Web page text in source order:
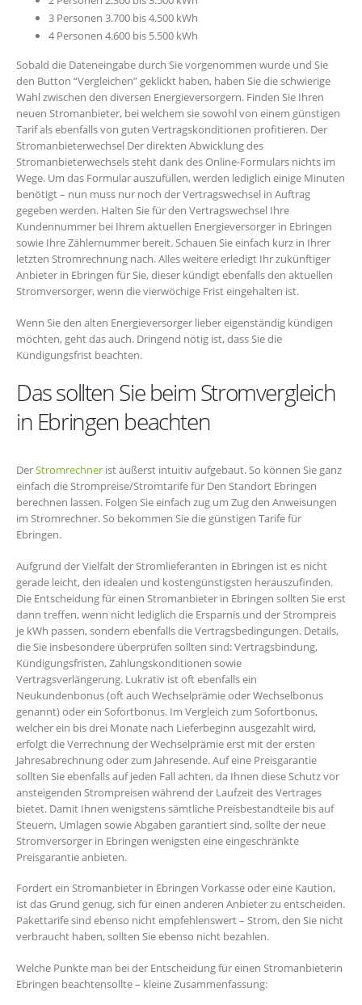
3 Personen 3.700 bis 4.500 kWh
4 Personen 4.600 bis 5.500 kWh
Sobald die Dateneingabe durch Sie vorgenommen wurde und Sie
den Button “Vergleichen” geklickt haben, haben Sie die schwierige
Wahl zwischen den diversen Energieversorgern. Finden Sie Ihren
neuen Stromanbieter, bei welchem sie sowohl von einem günstigen
Tarif als ebenfalls von guten Vertragskonditionen profitieren. Der
Stromanbieterwechsel Der direkten Abwicklung des
Stromanbieterwechsels steht dank des Online-Formulars nichts im
Wege. Um das Formular auszufüllen, werden lediglich einige Minuten
benötigt – nun muss nur noch der Vertragswechsel in Auftrag
gegeben werden. Halten Sie für den Vertragswechsel Ihre
Kundennummer bei Ihrem aktuellen Energieversorger in Ebringen
sowie Ihre Zählernummer bereit. Schauen Sie einfach kurz in Ihrer
letzten Stromrechnung nach. Alles weitere erledigt Ihr zukünftiger
Anbieter in Ebringen für Sie, dieser kündigt ebenfalls den aktuellen
Stromversorger, wenn die vierwöchige Frist eingehalten ist.
Wenn Sie den alten Energieversorger lieber eigenständig kündigen
möchten, geht das auch. Dringend nötig ist, dass Sie die
Kündigungsfrist beachten.
Das sollten Sie beim Stromvergleich
in Ebringen beachten
DerStromrechner ist äußerst intuitiv aufgebaut. So können Sie ganz
einfach die Strompreise/Stromtarife für Den Standort Ebringen
berechnen lassen. Folgen Sie einfach zug um Zug den Anweisungen
im Stromrechner. So bekommen Sie die günstigen Tarife für
Ebringen.
Aufgrund der Vielfalt der Stromlieferanten in Ebringen ist es nicht
gerade leicht, den idealen und kostengünstigsten herauszufinden.
Die Entscheidung für einen Stromanbieter in Ebringen sollten Sie erst
dann treffen, wenn nicht lediglich die Ersparnis und der Strompreis
je kWh passen, sondern ebenfalls die Vertragsbedingungen. Details,
die Sie insbesondere überprüfen sollten sind: Vertragsbindung,
Kündigungsfristen, Zahlungskonditionen sowie
Vertragsverlängerung. Lukrativ ist oft ebenfalls ein
Neukundenbonus (oft auch Wechselprämie oder Wechselbonus
genannt) oder ein Sofortbonus. Im Vergleich zum Sofortbonus,
welcher ein bis drei Monate nach Lieferbeginn ausgezahlt wird,
erfolgt die Verrechnung der Wechselprämie erst mit der ersten
Jahresabrechnung oder zum Jahresende. Auf eine Preisgarantie
sollten Sie ebenfalls auf jeden Fall achten, da Ihnen diese Schutz vor
ansteigenden Strompreisen während der Laufzeit des Vertrages
bietet. Damit Ihnen wenigstens sämtliche Preisbestandteile bis auf
Steuern, Umlagen sowie Abgaben garantiert sind, sollte der neue
Stromversorger in Ebringen wenigsten eine eingeschränkte
Preisgarantie anbieten.
Fordert ein Stromanbieter in Ebringen Vorkasse oder eine Kaution,
ist das Grund genug, sich für einen anderen Anbieter zu entscheiden.
Pakettarife sind ebenso nicht empfehlenswert – Strom, den Sie nicht
verbraucht haben, sollten Sie ebenso nicht bezahlen.
Welche Punkte man bei der Entscheidung für einen Stromanbieterin
Ebringen beachtensollte – kleine Zusammenfassung: